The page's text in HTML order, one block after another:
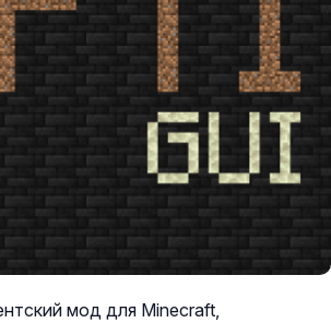
мод для Minecraft,